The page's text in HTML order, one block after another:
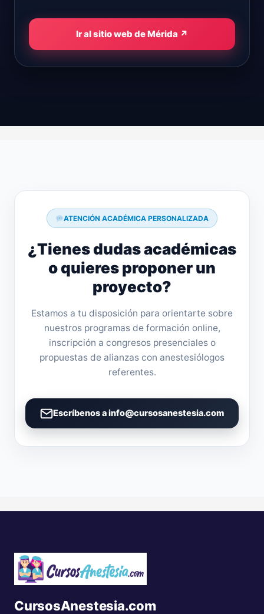
Ir al sitio web de Mérida ↗
ATENCIÓN ACADÉMICA PERSONALIZADA
¿Tienes dudas académicas
o quieres proponer un
proyecto?
Estamos a tu disposición para orientarte sobre
nuestros programas de formación online,
inscripción a congresos presenciales o
propuestas de alianzas con anestesiólogos
referentes.
Escríbenos a info@cursosanestesia.com
CursosAnestesia.com